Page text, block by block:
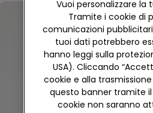
Vuoi personalizzare
Tramite i cookie di
comunicazioni
tuoi dati potrebbero
hanno leggi sulla
USA). Cliccando
cookie e alla
questo banner tramite
cookie non saranno